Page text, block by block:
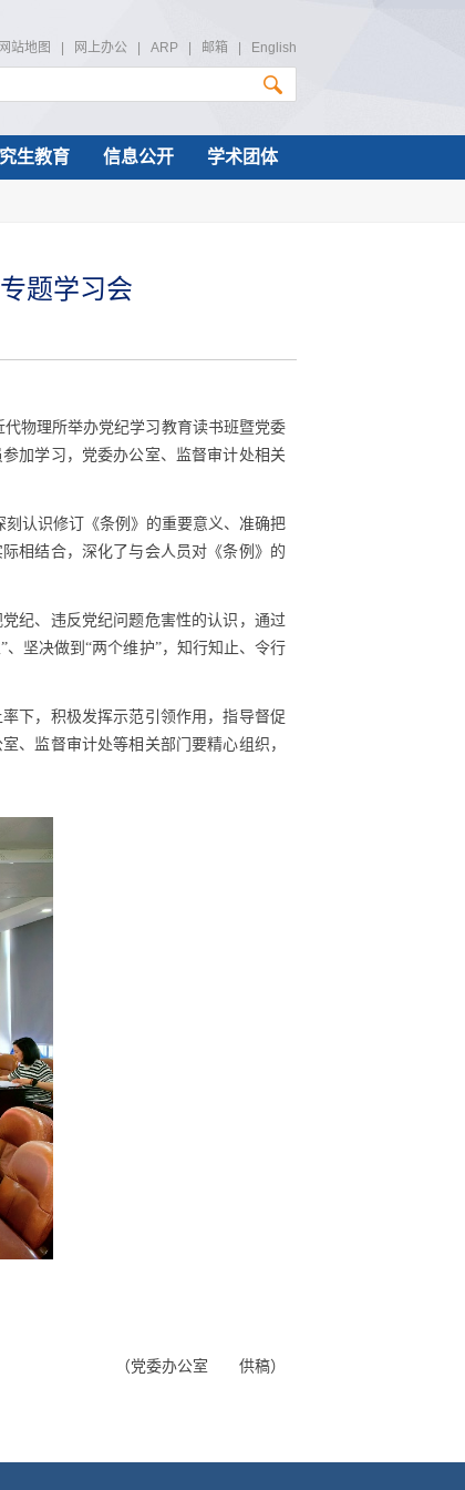
网站地图 网上办公| ARP| 邮箱 English
生教育 信息公开 学术团体
题学习会
代物理所举办党纪学习教育读书班暨党委
加学习，党委办公室、监督审计处相关
认识修订《条例》的重要意义、准确把
相结合，深化了与会人员对《条例》的
纪、违反党纪问题危害性的认识，通过
坚决做到“两个维护”，知行知止、令行
下，积极发挥示范引领作用，指导督促
、监督审计处等相关部门要精心组织，
（党委办公室 供稿）